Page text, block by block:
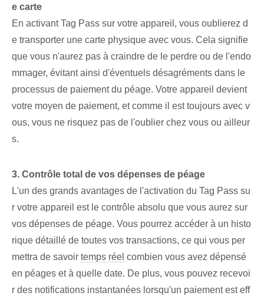
e carte
En activant Tag Pass sur votre appareil, vous oublierez d
e transporter une carte physique avec vous. Cela signifie
que vous n'aurez pas à craindre de le perdre ou de l'endo
mmager, évitant ainsi d'éventuels désagréments dans le
processus de paiement du péage. Votre appareil devient
votre moyen de paiement, et comme il est toujours avec v
ous, vous ne risquez pas de l'oublier chez vous ou ailleur
s.
3. Contrôle total de vos dépenses de péage
L'un des grands avantages de l'activation du Tag Pass su
r votre appareil est le contrôle absolu que vous aurez sur
vos dépenses de péage. Vous pourrez accéder à un histo
rique détaillé de toutes vos transactions, ce qui vous per
mettra de savoir temps réel combien vous avez dépensé
en péages et à quelle date. De plus, vous pouvez recevoi
r des notifications instantanées lorsqu'un paiement est eff